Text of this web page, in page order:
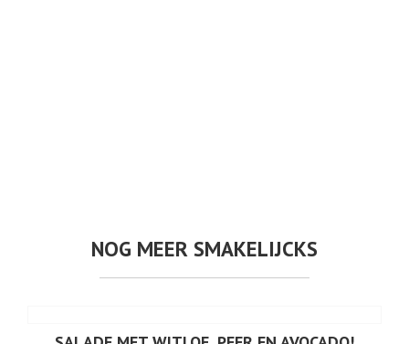
NOG MEER SMAKELIJCKS